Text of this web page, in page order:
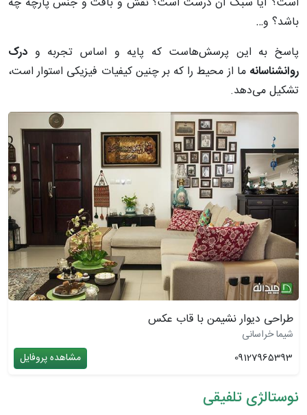
باشد؟ و…
پاسخ به این پرسش‌هاست که پایه و اساس تجربه و درک
روانشناسانه ما از محیط را که بر چنین کیفیات فیزیکی استوار است،
تشکیل می‌دهد.
طراحی دیوار نشیمن با قاب عکس
شیما خراسانی
09127965393
مشاهده پروفایل
نوستالژی تلفیقی